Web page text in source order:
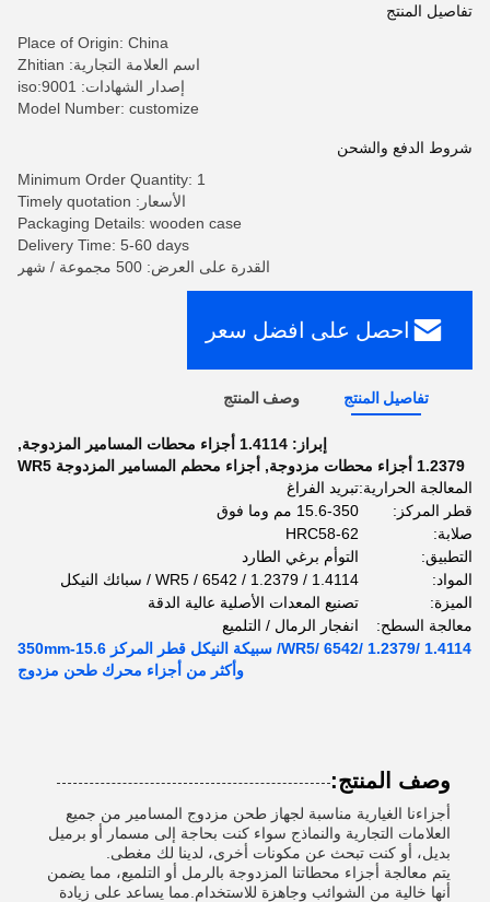
تفاصيل المنتج
Place of Origin: China
اسم العلامة التجارية: Zhitian
إصدار الشهادات: iso:9001
Model Number: customize
شروط الدفع والشحن
Minimum Order Quantity: 1
الأسعار: Timely quotation
Packaging Details: wooden case
Delivery Time: 5-60 days
القدرة على العرض: 500 مجموعة / شهر
احصل على افضل سعر
تفاصيل المنتج وصف المنتج
إبراز: 1.4114 أجزاء محطات المسامير المزدوجة
,
1.2379 أجزاء محطات مزدوجة
, أجزاء محطم المسامير المزدوجة WR5
المعالجة الحرارية:تبريد الفراغ
قطر المركز:
15.6-350 مم وما فوق
صلابة:
HRC58-62
التطبيق:
التوأم برغي الطارد
المواد:
WR5 / 6542 / 1.2379 / 1.4114 / سبائك النيكل
الميزة:
تصنيع المعدات الأصلية عالية الدقة
معالجة السطح:
انفجار الرمال / التلميع
WR5/ 6542/ 1.2379/ 1.4114/ سبيكة النيكل قطر المركز 15.6-350mm
وأكثر من أجزاء محرك طحن مزدوج
وصف المنتج:
أجزاءنا الغيارية مناسبة لجهاز طحن مزدوج المسامير من جميع
العلامات التجارية والنماذج سواء كنت بحاجة إلى مسمار أو برميل
بديل، أو كنت تبحث عن مكونات أخرى، لدينا لك مغطى.
يتم معالجة أجزاء محطاتنا المزدوجة بالرمل أو التلميع، مما يضمن
أنها خالية من الشوائب وجاهزة للاستخدام.مما يساعد على زيادة